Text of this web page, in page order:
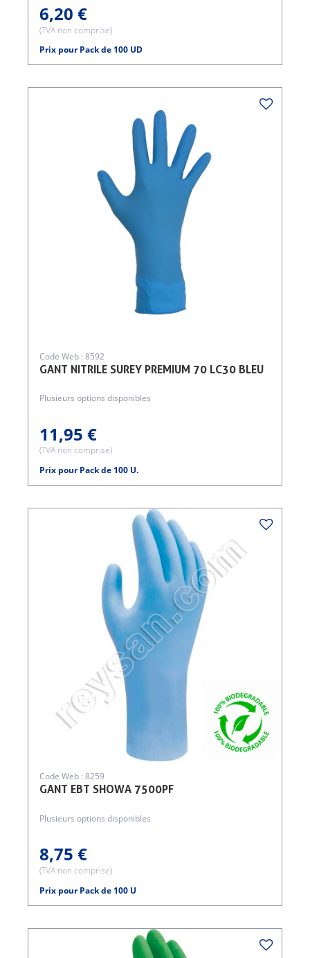
6,20 €
(TVA non comprise)
Prix pour Pack de 100 UD
GANT NITRILE SUREY PREMIUM 70 LC30 BLEU
Code Web : 8592
Plusieurs options disponibles
11,95 €
(TVA non comprise)
Prix pour Pack de 100 U.
GANT EBT SHOWA 7500PF
Code Web : 8259
Plusieurs options disponibles
8,75 €
(TVA non comprise)
Prix pour Pack de 100 U